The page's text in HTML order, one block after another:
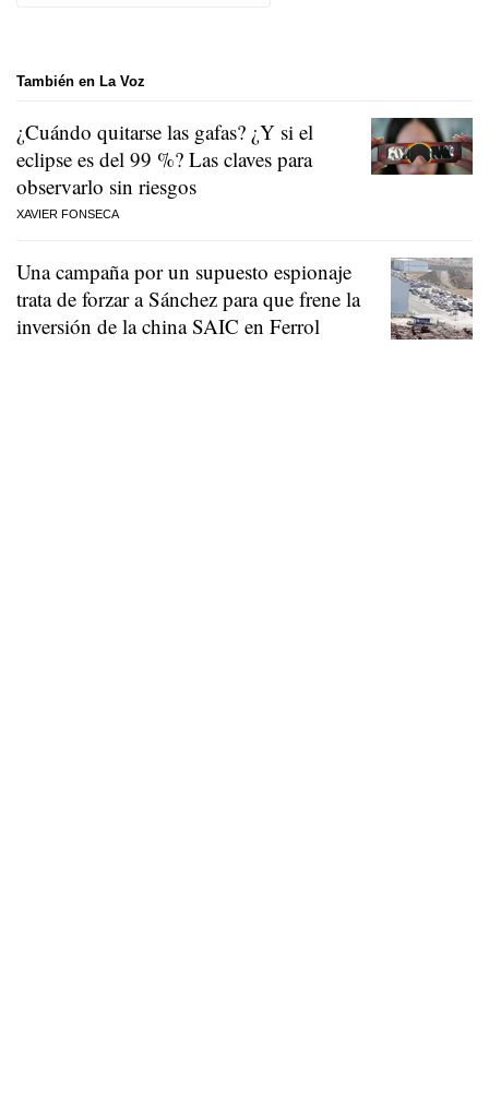
También en La Voz
¿Cuándo quitarse las gafas? ¿Y si el
eclipse es del 99 %? Las claves para
observarlo sin riesgos
XAVIER FONSECA
Una campaña por un supuesto espionaje
trata de forzar a Sánchez para que frene la
inversión de la china SAIC en Ferrol